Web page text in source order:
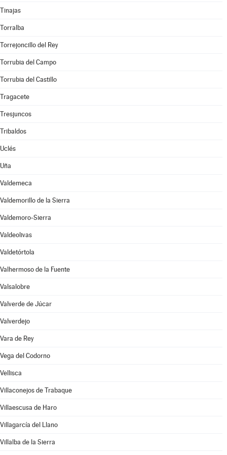
Tinajas
Torralba
Torrejoncillo del Rey
Torrubia del Campo
Torrubia del Castillo
Tragacete
Tresjuncos
Tribaldos
Uclés
Uña
Valdemeca
Valdemorillo de la Sierra
Valdemoro-Sierra
Valdeolivas
Valdetórtola
Valhermoso de la Fuente
Valsalobre
Valverde de Júcar
Valverdejo
Vara de Rey
Vega del Codorno
Vellisca
Villaconejos de Trabaque
Villaescusa de Haro
Villagarcía del Llano
Villalba de la Sierra